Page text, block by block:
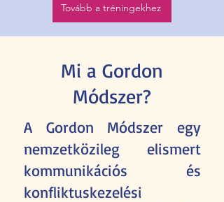
Tovább a tréningekhez
Mi a Gordon
Módszer?
A Gordon Módszer egy
nemzetközileg elismert
kommunikációs és
konfliktuskezelési